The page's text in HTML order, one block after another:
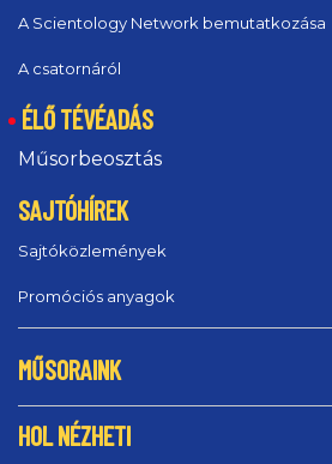
A Scientology Network bemutatkozása
A csatornáról
ÉLŐ TÉVÉADÁS
Műsorbeosztás
SAJTÓHÍREK
Sajtóközlemények
Promóciós anyagok
MŰSORAINK
HOL NÉZHETI